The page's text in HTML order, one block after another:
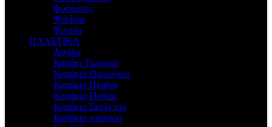
Φυσούνες
Ψαλίδια
Ψυγεία
ΠΛΑΣΤΙΚΑ
Διχάλα
Καπάκι Τιμονιού
Καπάκια Πιρουνιού
Καπάκια Πλαϊνα
Καπάκια Ποδιάς
Καπάκια Σκελετού
Καπάκια τιμονιού